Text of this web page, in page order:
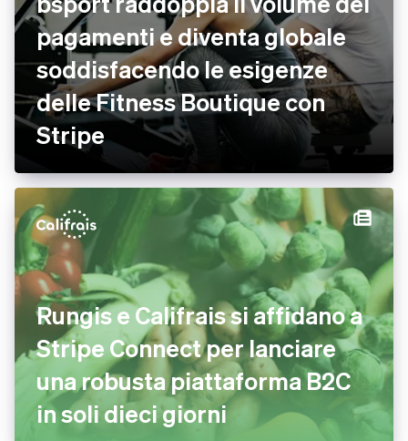
pagamenti e diventa globale
soddisfacendo le esigenze
delle Fitness Boutique con
Stripe
Rungis e Califrais si affidano a
Stripe Connect per lanciare
una robusta piattaforma B2C
in soli dieci giorni